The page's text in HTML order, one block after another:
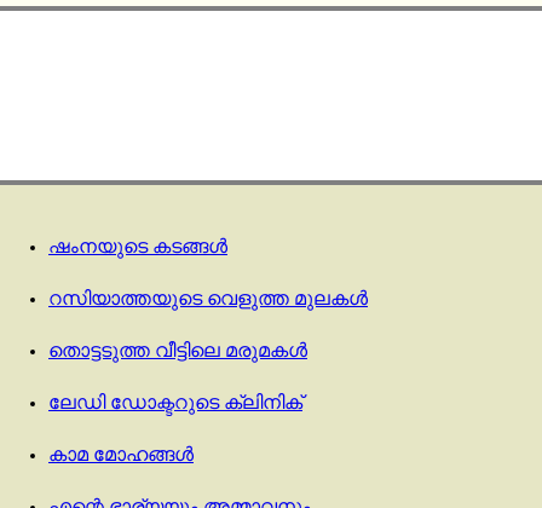
ഷംനയുടെ കടങ്ങൾ
റസിയാത്തയുടെ വെളുത്ത മുലകൾ
തൊട്ടടുത്ത വീട്ടിലെ മരുമകൾ
ലേഡി ഡോക്ടറുടെ ക്ലിനിക്
കാമ മോഹങ്ങൾ